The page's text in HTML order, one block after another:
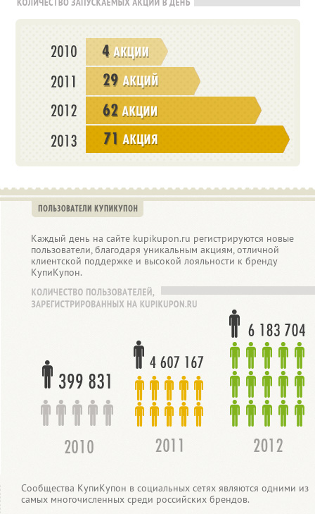
Каждый день на сайте kupikupon.ru регистрируются новые
пользователи, благодаря уникальным акциям, отличной
клиентской поддержке и высокой лояльности к бренду
КупиКупон.
Сообщества КупиКупон в социальных сетях являются одними из
самых многочисленных среди российских брендов.